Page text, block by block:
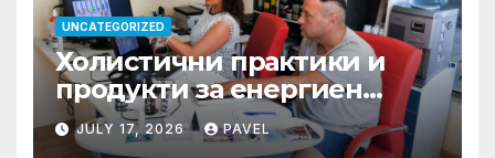
UNCATEGORIZED
Холистични практики и
продукти за енергиен
баланс в ежедневието
JULY 17, 2026 PAVEL